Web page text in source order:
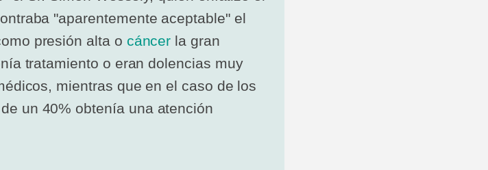
"aparentemente aceptable" el
presión alta o cáncer la gran
tratamiento o eran dolencias muy
mientras que en el caso de los
un 40% obtenía una atención